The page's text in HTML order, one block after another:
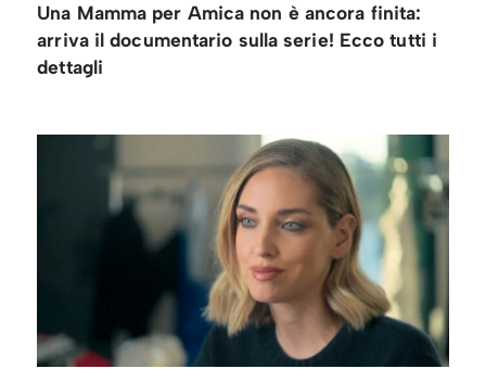
Una Mamma per Amica non è ancora finita:
arriva il documentario sulla serie! Ecco tutti i
dettagli